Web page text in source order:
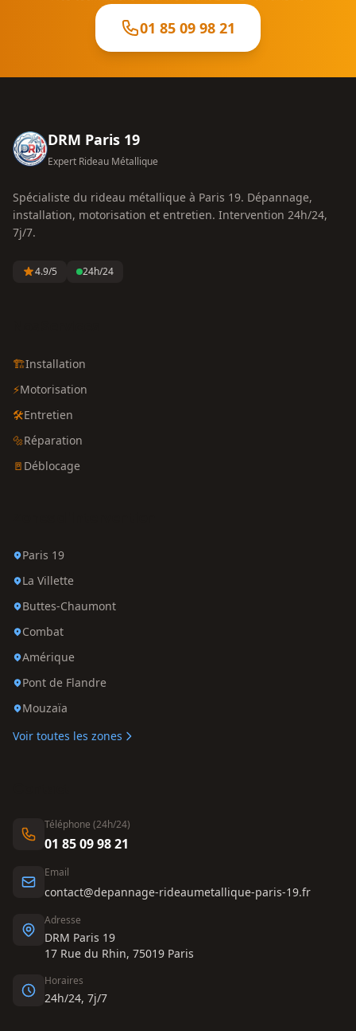
01 85 09 98 21
DRM Paris 19
Expert Rideau Métallique
Spécialiste du rideau métallique à Paris 19. Dépannage,
installation, motorisation et entretien. Intervention 24h/24,
7j/7.
4.9/5 24h/24
🏗️Installation
⚡Motorisation
🛠️Entretien
🔩Réparation
🚪 Déblocage
Paris 19
La Villette
Buttes-Chaumont
Combat
Amérique
Pont de Flandre
Mouzaïa
Voir toutes les zones
Téléphone (24h/24)
01 85 09 98 21
Email
contact@depannage-rideaumetallique-paris-19.fr
Adresse
DRM Paris 19
17 Rue du Rhin, 75019 Paris
Horaires
24h/24, 7j/7